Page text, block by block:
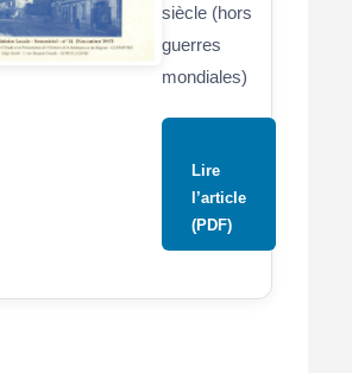
siècle (hors
guerres
mondiales)
Lire
l’article
(PDF)